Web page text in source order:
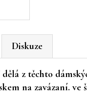
Diskuze
z těchto
na zavázaní. ve